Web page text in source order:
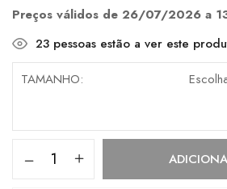
€125.00.€62.50.
Preços válidos de 26/07/2026 a
23 pessoas estão a ver este
TAMANHO
Quantidade